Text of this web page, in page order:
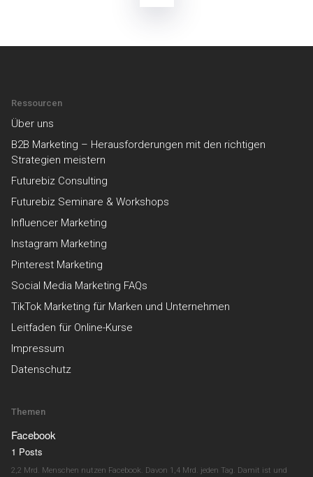
Ressourcen
Über uns
B2B Marketing – Herausforderungen mit den richtigen
Strategien meistern
Futurebiz Consulting
Futurebiz Seminare & Workshops
Influencer Marketing
Instagram Marketing
Pinterest Marketing
Social Media Marketing FAQs
TikTok Marketing für Marken und Unternehmen
Leitfaden für Online-Kurse
Impressum
Datenschutz
Themen
Facebook
1 Posts
2,2 Mrd. Menschen nutzen Facebook. Davon 1,4 Mrd. jeden Tag. Damit ist und